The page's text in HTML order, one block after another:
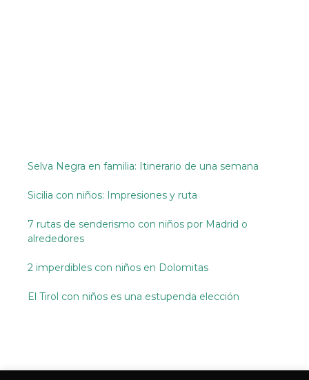
Selva Negra en familia: Itinerario de una semana
Sicilia con niños: Impresiones y ruta
7 rutas de senderismo con niños por Madrid o
alrededores
2 imperdibles con niños en Dolomitas
El Tirol con niños es una estupenda elección